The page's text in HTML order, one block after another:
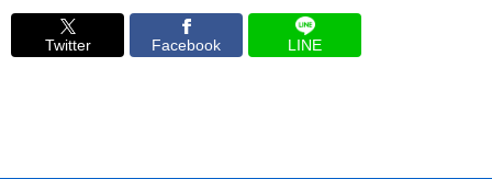
Twitter Facebook LINE